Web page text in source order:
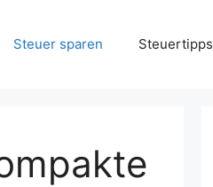
Steuer sparen Steuertipps